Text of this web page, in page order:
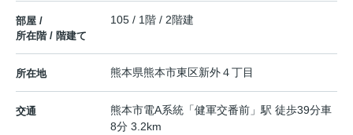
部屋 /
所在階 / 階建て
105 / 1階 / 2階建
所在地 熊本県熊本市東区新外４丁目
交通 熊本市電A系統 「健軍交番前 」駅 徒歩39分車
8分 3.2km